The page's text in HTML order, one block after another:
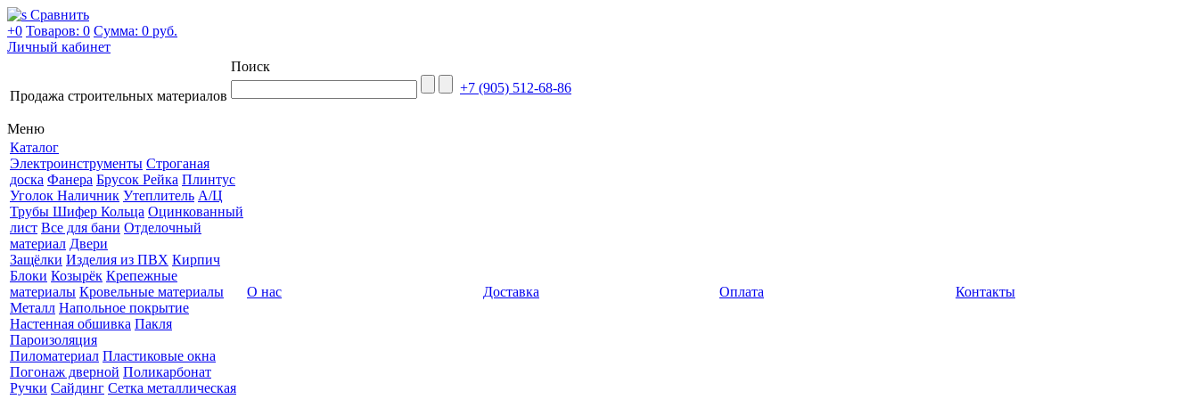
Сравнить
+0 Товаров: 0 Сумма: 0 руб.
Личный кабинет
Продажа строительных материалов
Поиск
+7 (905) 512-68-86
Меню
Каталог
Электроинструменты Строганая
доска Фанера Брусок Рейка Плинтус
Уголок Наличник Утеплитель А/Ц
Трубы Шифер Кольца Оцинкованный
лист Все для бани Отделочный
материал Двери
Защёлки Изделия из ПВХ Кирпич
Блоки Козырёк Крепежные
материалы Кровельные материалы
Металл Напольное покрытие
Настенная обшивка Пакля
Пароизоляция
Пиломатериал Пластиковые окна
Погонаж дверной Поликарбонат
Ручки Сайдинг Сетка металлическая
О нас Доставка Оплата Контакты